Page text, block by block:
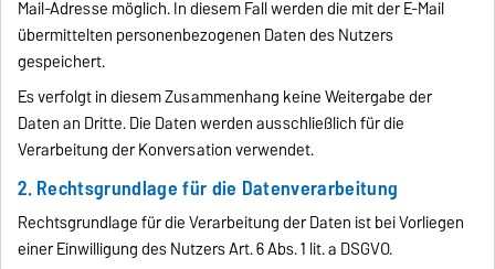
Mail-Adresse möglich. In diesem Fall werden die mit der E-Mail
übermittelten personenbezogenen Daten des Nutzers
gespeichert.
Es verfolgt in diesem Zusammenhang keine Weitergabe der
Daten an Dritte. Die Daten werden ausschließlich für die
Verarbeitung der Konversation verwendet.
2. Rechtsgrundlage für die Datenverarbeitung
Rechtsgrundlage für die Verarbeitung der Daten ist bei Vorliegen
einer Einwilligung des Nutzers Art. 6 Abs. 1 lit. a DSGVO.